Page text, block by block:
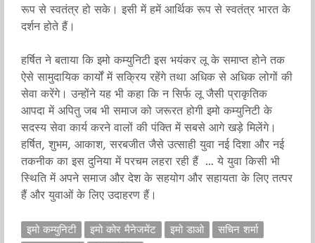
रूप से स्वतंत्र हो सके। इसी में हमें आर्थिक रूप से स्वतंत्र भारत के
दर्शन होते हैं।
हर्षित ने बताया कि इमो कम्युनिटी इस भयंकर लू के समाप्त होने तक
ऐसे सामुदायिक कार्यों में सक्रिय रहेंगे तथा अधिक से अधिक लोगों की
सेवा करेंगे। उन्होंने यह भी कहा कि न सिर्फ लू जैसी प्राकृतिक
आपदा में अपितु जब भी समाज को जरूरत होगी इमो कम्युनिटी के
सदस्य सेवा कार्य करने वालों की पंक्ति में सबसे आगे खड़े मिलेंगे।
हर्षित, शुभम, आकाश, सरबजीत जैसे उत्साही युवा नई दिशा और नई
तकनीक का इस दुनिया में परचम लहरा रही हैं … ये युवा किसी भी
स्थिति में अपने समाज और देश के सहयोग और सहायता के लिए तत्पर
हैं और युवाओं के लिए उदाहरण हैं।
इमो कम्युनिटी इमो कोर मैनेजमेंट इमो डाओ
सचिन शर्मा